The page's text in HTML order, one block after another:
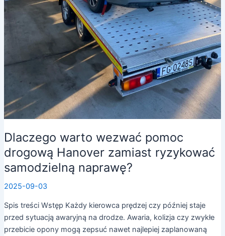
Dlaczego warto wezwać pomoc
drogową Hanover zamiast ryzykować
samodzielną naprawę?
2025-09-03
Spis treści Wstęp Każdy kierowca prędzej czy później staje
przed sytuacją awaryjną na drodze. Awaria, kolizja czy zwykłe
przebicie opony mogą zepsuć nawet najlepiej zaplanowaną